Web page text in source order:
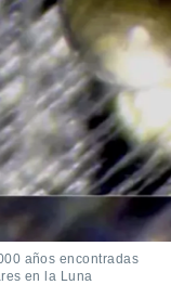
años encontradas
en la Luna